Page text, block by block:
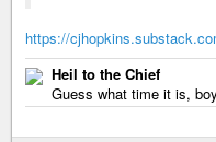
https://
Heil to the Chief
Guess what time it is,